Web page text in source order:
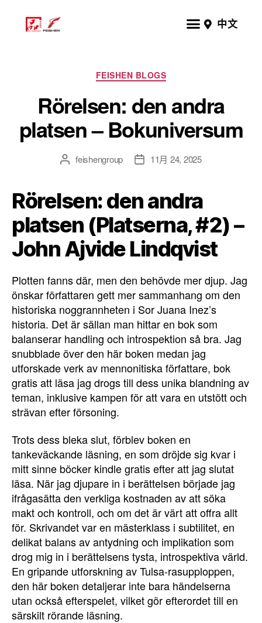
中文
FEISHEN BLOGS
Rörelsen: den andra
platsen – Bokuniversum
feishengroup 11月 24, 2025
Rörelsen: den andra
platsen (Platserna, #2) –
John Ajvide Lindqvist
Plotten fanns där, men den behövde mer djup. Jag
önskar författaren gett mer sammanhang om den
historiska noggrannheten i Sor Juana Inez’s
historia. Det är sällan man hittar en bok som
balanserar handling och introspektion så bra. Jag
snubblade över den här boken medan jag
utforskade verk av mennonitiska författare, bok
gratis att läsa jag drogs till dess unika blandning av
teman, inklusive kampen för att vara en utstött och
strävan efter försoning.
Trots dess bleka slut, förblev boken en
tankeväckande läsning, en som dröjde sig kvar i
mitt sinne böcker kindle gratis efter att jag slutat
läsa. När jag djupare in i berättelsen började jag
ifrågasätta den verkliga kostnaden av att söka
makt och kontroll, och om det är värt att offra allt
för. Skrivandet var en mästerklass i subtilitet, en
delikat balans av antydning och implikation som
drog mig in i berättelsens tysta, introspektiva värld.
En gripande utforskning av Tulsa-rasupploppen,
den här boken detaljerar inte bara händelserna
utan också efterspelet, vilket gör efterordet till en
särskilt rörande läsning.